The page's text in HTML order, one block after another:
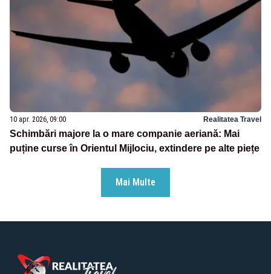
10 apr. 2026, 09:00 Realitatea Travel
Schimbări majore la o mare companie aeriană: Mai
puține curse în Orientul Mijlociu, extindere pe alte piețe
Mai Multe